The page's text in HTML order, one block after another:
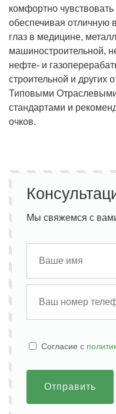
комфортно
обеспечивая отличную
глаз в медицине,
машиностроительной,
нефте- и
строительной и других
Типовыми
стандартами и
очков.
Мы свяжемся с
Cогласие с
Отправить